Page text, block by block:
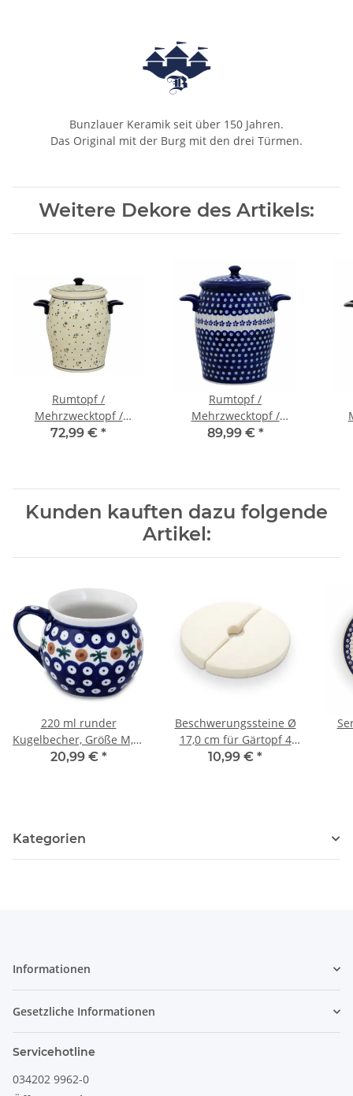
Bunzlauer Keramik seit über 150 Jahren.
Das Original mit der Burg mit den drei Türmen.
Weitere Dekore des Artikels:
Rumtopf /
Mehrzwecktopf /
Keramiktopf 4.2 Liter
72,99 € *
Rumtopf /
Mehrzwecktopf /
Keramiktopf 4.2 Liter
89,99 € *
Kunden kauften dazu folgende
Artikel:
220 ml runder
Kugelbecher, Größe M, H
7,8 cm, Ø 7,5 cm, Dekor
20,99 € *
Beschwerungssteine Ø
17,0 cm für Gärtopf 4
Liter
10,99 € *
Kategorien
Informationen
Gesetzliche Informationen
Servicehotline
034202 9962-0